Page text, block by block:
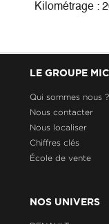
Kilométrage :
LE GROUPE
Qui sommes nous ?
Nous contacter
Nous localiser
Chiffres clés
École de vente
NOS UNIVERS